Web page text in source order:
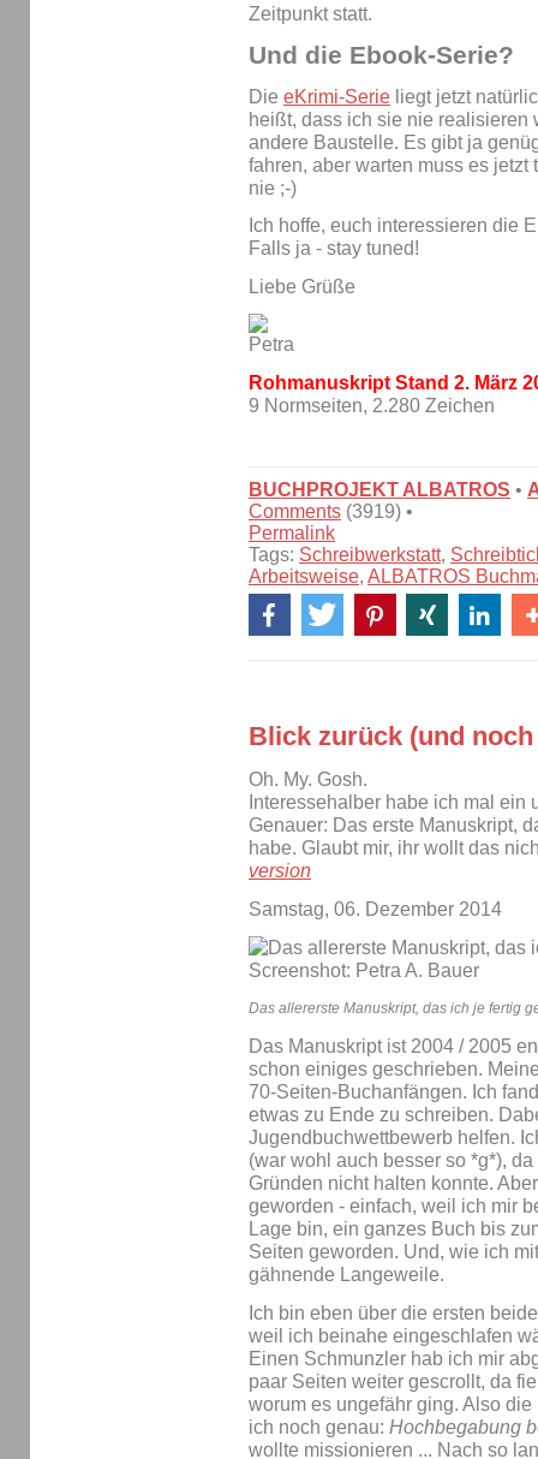
Zeitpunkt statt.
Und die Ebook-Serie?
Die eKrimi-Serie liegt jetzt
heißt, dass ich sie nie realisieren
andere Baustelle. Es gibt ja
fahren, aber warten muss es
nie ;-)
Ich hoffe, euch interessieren die
Falls ja - stay tuned!
Liebe Grüße
Rohmanuskript Stand 2. März
9 Normseiten, 2.280 Zeichen
BUCHPROJEKT ALBATROS •
Comments (3919) •
Permalink
Tags: Schreibwerkstatt,
Arbeitsweise, ALBATROS
Blick zurück (und
Oh. My. Gosh.
Interessehalber habe ich mal ein
Genauer: Das erste Manuskript,
habe. Glaubt mir, ihr wollt das
version
Samstag, 06. Dezember 2014
Das allererste Manuskript, das ich je fertig
Das Manuskript ist 2004 / 2005
schon einiges geschrieben.
70-Seiten-Buchanfängen. Ich
etwas zu Ende zu schreiben.
Jugendbuchwettbewerb helfen.
(war wohl auch besser so *g*),
Gründen nicht halten konnte.
geworden - einfach, weil ich mir
Lage bin, ein ganzes Buch bis
Seiten geworden. Und, wie ich
gähnende Langeweile.
Ich bin eben über die ersten
weil ich beinahe eingeschlafen
Einen Schmunzler hab ich mir
paar Seiten weiter gescrollt, da
worum es ungefähr ging. Also
ich noch genau: Hochbegabung
wollte missionieren ... Nach so